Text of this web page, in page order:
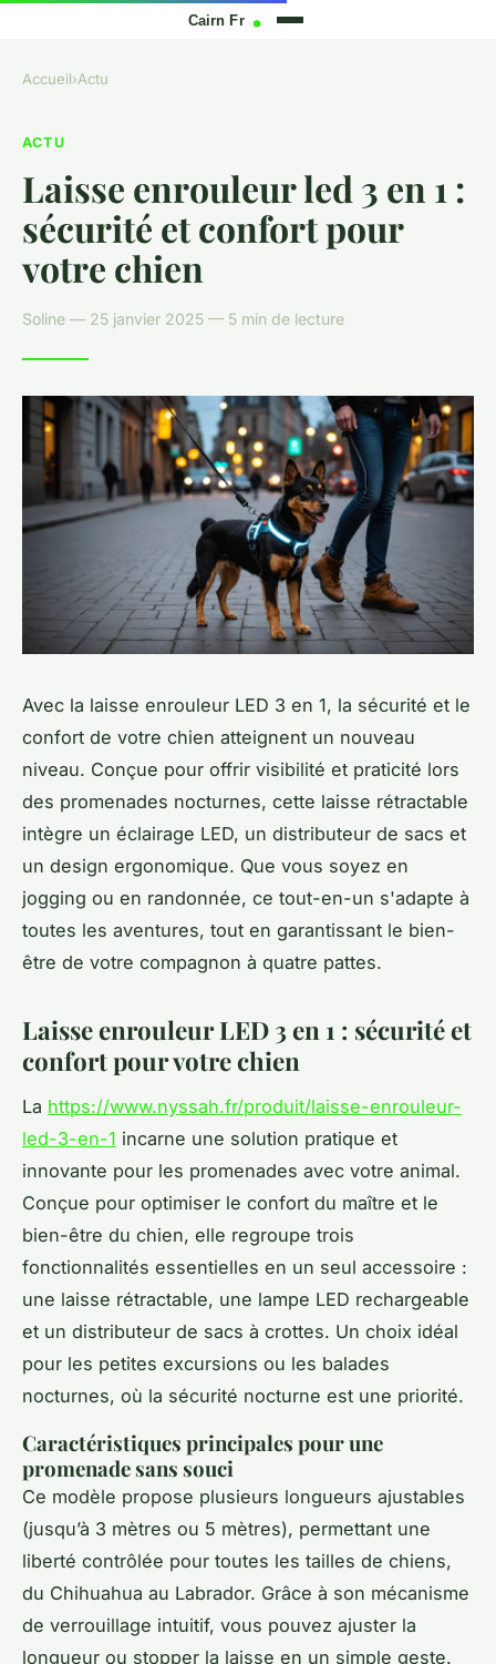
Accueil›Actu
ACTU
Laisse enrouleur led 3 en 1 :
sécurité et confort pour
votre chien
Soline — 25 janvier 2025 — 5 min de lecture
Avec la laisse enrouleur LED 3 en 1, la sécurité et le
confort de votre chien atteignent un nouveau
niveau. Conçue pour offrir visibilité et praticité lors
des promenades nocturnes, cette laisse rétractable
intègre un éclairage LED, un distributeur de sacs et
un design ergonomique. Que vous soyez en
jogging ou en randonnée, ce tout-en-un s'adapte à
toutes les aventures, tout en garantissant le bien-
être de votre compagnon à quatre pattes.
Laisse enrouleur LED 3 en 1 : sécurité et
confort pour votre chien
La https://www.nyssah.fr/produit/laisse-enrouleur-
led-3-en-1 incarne une solution pratique et
innovante pour les promenades avec votre animal.
Conçue pour optimiser le confort du maître et le
bien-être du chien, elle regroupe trois
fonctionnalités essentielles en un seul accessoire :
une laisse rétractable, une lampe LED rechargeable
et un distributeur de sacs à crottes. Un choix idéal
pour les petites excursions ou les balades
nocturnes, où la sécurité nocturne est une priorité.
Caractéristiques principales pour une
promenade sans souci
Ce modèle propose plusieurs longueurs ajustables
(jusqu’à 3 mètres ou 5 mètres), permettant une
liberté contrôlée pour toutes les tailles de chiens,
du Chihuahua au Labrador. Grâce à son mécanisme
de verrouillage intuitif, vous pouvez ajuster la
longueur ou stopper la laisse en un simple geste.